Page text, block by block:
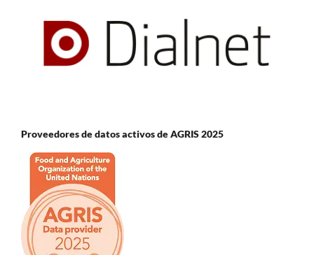
Proveedores de datos activos de AGRIS 2025